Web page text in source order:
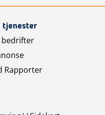
tjenester
bedrifter
Rapporter